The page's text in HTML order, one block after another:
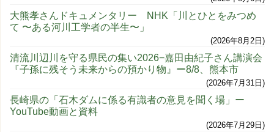
大熊孝さんドキュメンタリー NHK「川とひとをみつめ
て 〜ある河川工学者の半生〜」
2026年8月2日
清流川辺川を守る県民の集い2026−嘉田由紀子さん講演会
『子孫に残そう未来からの預かり物』ー8/8、熊本市
2026年7月31日
長崎県の「石木ダムに係る有識者の意見を聞く場」ー
YouTube動画と資料
2026年7月29日